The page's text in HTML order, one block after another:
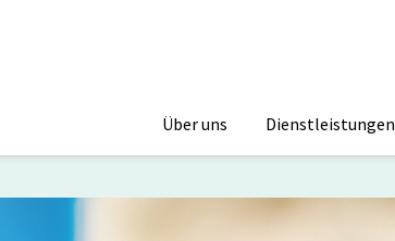
Über uns Dienstleistungen